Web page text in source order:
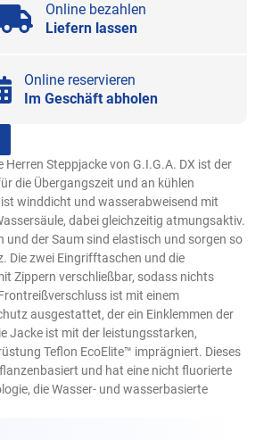
Online bezahlen
Liefern lassen
Online reservieren
Im Geschäft abholen
Herren Steppjacke von G.I.G.A. DX ist der
die Übergangszeit und an kühlen
winddicht und wasserabweisend mit
dabei gleichzeitig atmungsaktiv.
und der Saum sind elastisch und sorgen so
Die zwei Eingrifftaschen und die
Zippern verschließbar, sodass nichts
ist mit einem
ausgestattet, der ein Einklemmen der
Jacke ist mit der leistungsstarken,
Teflon EcoElite™ imprägniert. Dieses
und hat eine nicht fluorierte
die Wasser- und wasserbasierte